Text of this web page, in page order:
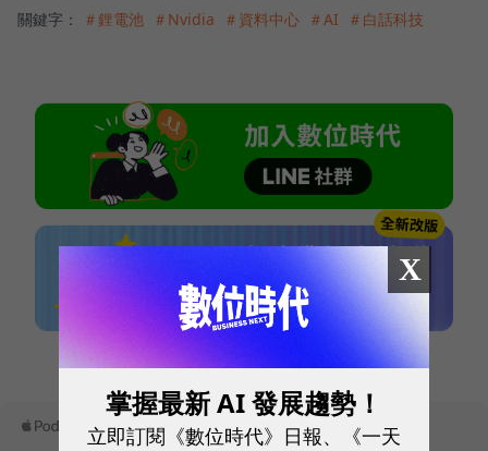
關鍵字： ＃鋰電池 ＃Nvidia ＃資料中心 ＃AI ＃白話科技
本網站內容未經允許，不得轉載。
X
掌握最新 AI 發展趨勢！
立即訂閱《數位時代》日報、《一天